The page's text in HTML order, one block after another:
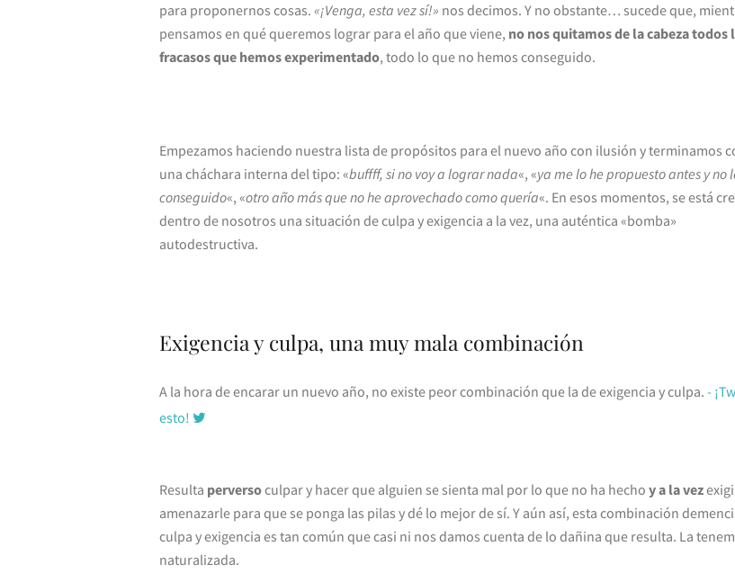
para proponernos cosas. «¡Venga, esta vez sí!» nos decimos. Y no obstante… sucede que,
pensamos en qué queremos lograr para el año que viene, no nos quitamos de la cabeza todos
fracasos que hemos experimentado, todo lo que no hemos conseguido.
Empezamos haciendo nuestra lista de propósitos para el nuevo año con ilusión y terminamos
una cháchara interna del tipo: «buffff, si no voy a lograr nada«, «ya me lo he propuesto antes y no
conseguido«, «otro año más que no he aprovechado como quería«. En esos momentos, se está
dentro de nosotros una situación de culpa y exigencia a la vez, una auténtica «bomba»
autodestructiva.
Exigencia y culpa, una muy mala combinación
A la hora de encarar un nuevo año, no existe peor combinación que la de exigencia y culpa. -
esto!
Resulta perversoculpar y hacer que alguien se sienta mal por lo que no ha hecho y a la vez
amenazarle para que se ponga las pilas y dé lo mejor de sí. Y aún así, esta combinación
culpa y exigencia es tan común que casi ni nos damos cuenta de lo dañina que resulta. La
naturalizada.